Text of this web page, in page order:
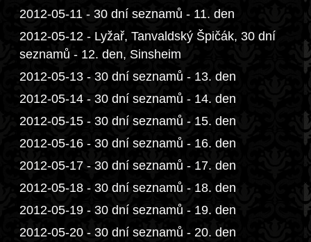
2012-05-11 - 30 dní seznamů - 11. den
2012-05-12 - Lyžař, Tanvaldský Špičák, 30 dní
seznamů - 12. den, Sinsheim
2012-05-13 - 30 dní seznamů - 13. den
2012-05-14 - 30 dní seznamů - 14. den
2012-05-15 - 30 dní seznamů - 15. den
2012-05-16 - 30 dní seznamů - 16. den
2012-05-17 - 30 dní seznamů - 17. den
2012-05-18 - 30 dní seznamů - 18. den
2012-05-19 - 30 dní seznamů - 19. den
2012-05-20 - 30 dní seznamů - 20. den